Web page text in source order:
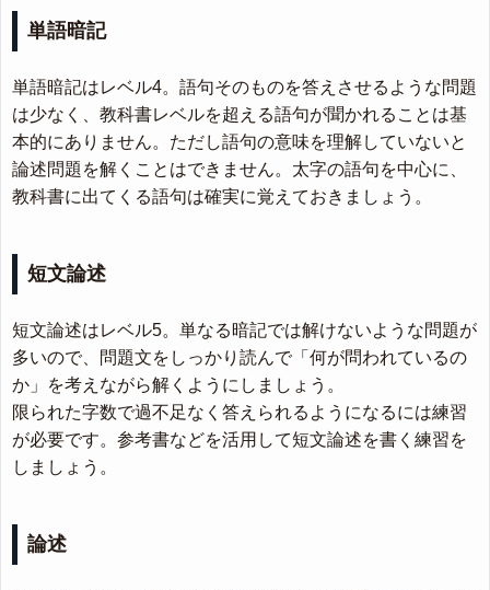
単語暗記
単語暗記はレベル4。語句そのものを答えさせるような問題
は少なく、教科書レベルを超える語句が聞かれることは基
本的にありません。ただし語句の意味を理解していないと
論述問題を解くことはできません。太字の語句を中心に、
教科書に出てくる語句は確実に覚えておきましょう。
短文論述
短文論述はレベル5。単なる暗記では解けないような問題が
多いので、問題文をしっかり読んで「何が問われているの
か」を考えながら解くようにしましょう。
限られた字数で過不足なく答えられるようになるには練習
が必要です。参考書などを活用して短文論述を書く練習を
しましょう。
論述